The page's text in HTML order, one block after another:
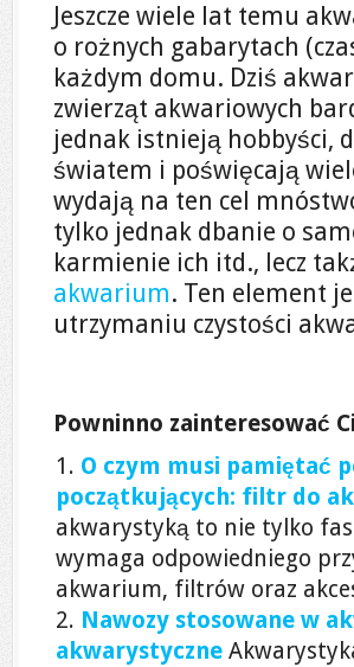
Jeszcze wiele lat temu
o rożnych gabarytach
każdym domu. Dziś
zwierząt akwariowych
jednak istnieją hobbyści,
światem i poświęcają
wydają na ten cel
tylko jednak dbanie o
karmienie ich itd., lecz
akwarium. Ten element
utrzymaniu czystości
Powninno zainteresować
O czym musi pamiętać
początkujących: filtr do
akwarystyką to nie tylko
wymaga odpowiedniego
akwarium, filtrów oraz
Nawozy stosowane w
akwarystyczne